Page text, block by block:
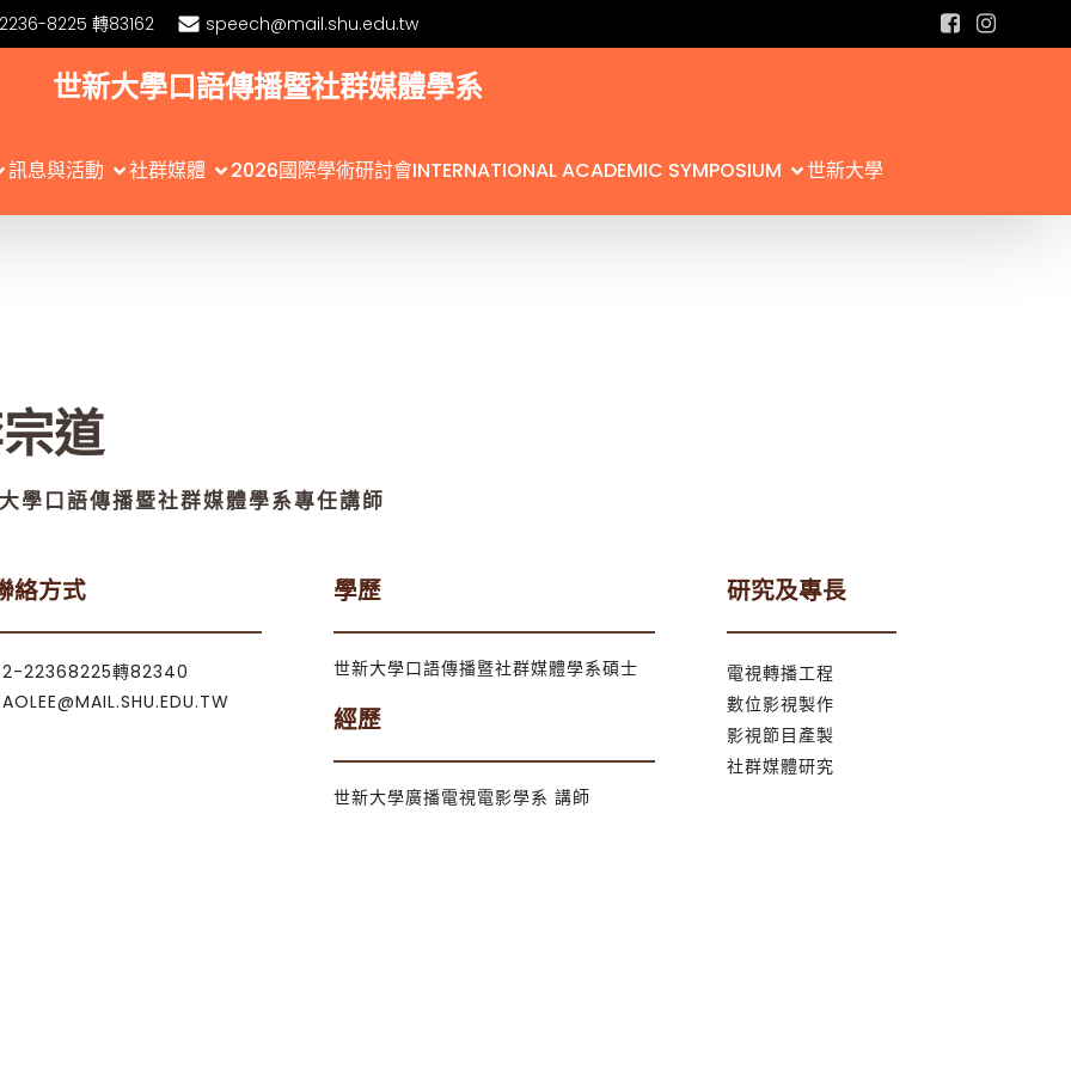
8225 轉83162 speech@mail.shu.edu.tw
世新大學口語傳播暨社群媒體學系
訊息與活動 社群媒體 2026國際學術研討會INTERNATIONAL ACADEMIC SYMPOSIUM 世新大學
道
學口語傳播暨社群媒體學系專任講師
絡方式
22368225轉82340
學歷
世新大學口語傳播暨社群媒體學系碩士
經歷
世新大學廣播電視電影學系 講師
研究及專長
電視轉播工程
數位影視製作
影視節目產製
社群媒體研究